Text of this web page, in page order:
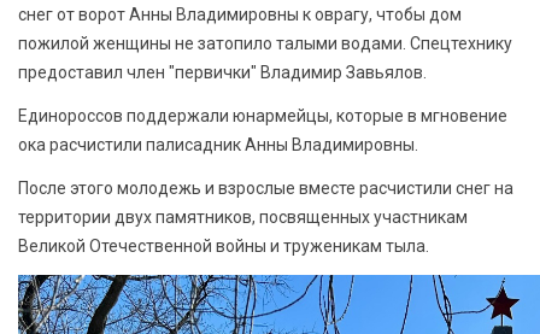
снег от ворот Анны Владимировны к оврагу, чтобы дом
пожилой женщины не затопило талыми водами. Спецтехнику
предоставил член "первички" Владимир Завьялов.
Единороссов поддержали юнармейцы, которые в мгновение
ока расчистили палисадник Анны Владимировны.
После этого молодежь и взрослые вместе расчистили снег на
территории двух памятников, посвященных участникам
Великой Отечественной войны и труженикам тыла.